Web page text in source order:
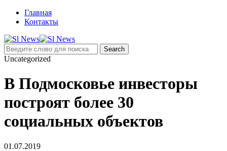
Главная
Контакты
Uncategorized
В Подмосковье инвесторы
построят более 30
социальных объектов
01.07.2019